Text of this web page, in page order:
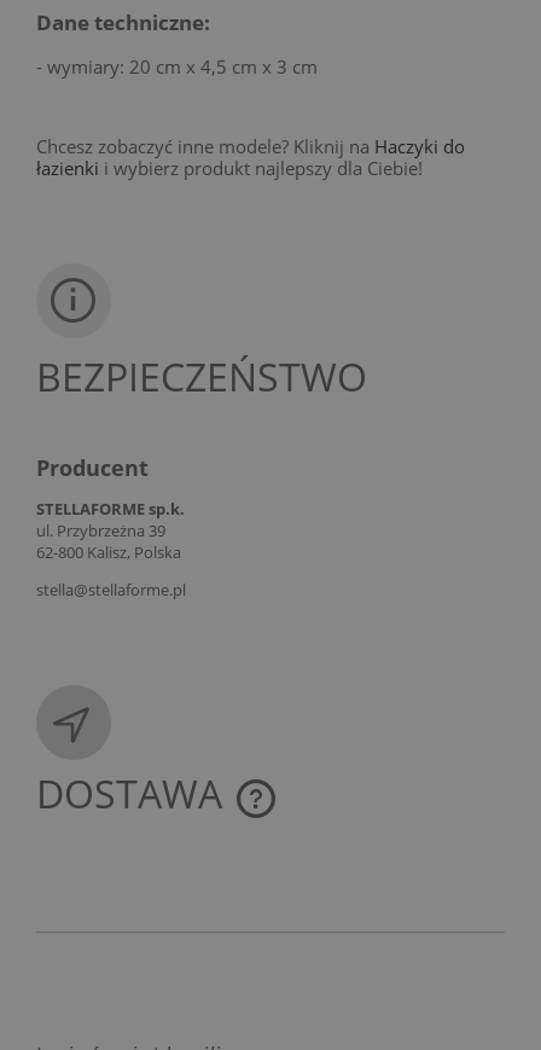
Dane techniczne:
- wymiary: 20 cm x 4,5 cm x 3 cm
Chcesz zobaczyć inne modele? Kliknij na Haczyki do
łazienki i wybierz produkt najlepszy dla Ciebie!
BEZPIECZEŃSTWO
Producent
STELLAFORME sp.k.
ul. Przybrzeżna 39
62-800 Kalisz, Polska
stella@stellaforme.pl
DOSTAWA
CENA NIE ZAWIERA EWENTUALNYCH KOSZTÓW